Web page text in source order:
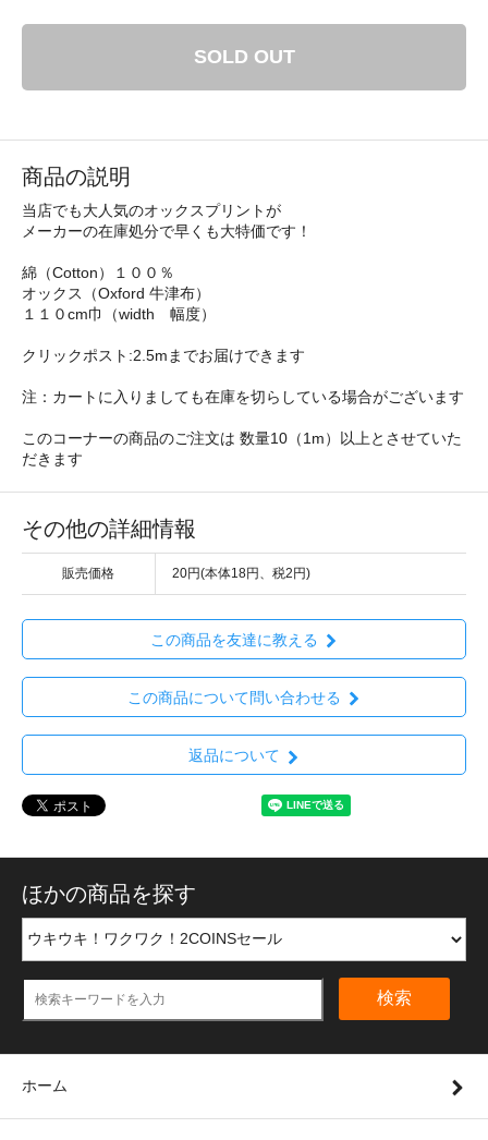
SOLD OUT
商品の説明
当店でも大人気のオックスプリントが
メーカーの在庫処分で早くも大特価です！
綿（Cotton）１００％
オックス（Oxford 牛津布）
１１０cm巾（width 幅度）
クリックポスト:2.5mまでお届けできます
注：カートに入りましても在庫を切らしている場合がございます
このコーナーの商品のご注文は 数量10（1m）以上とさせていた
だきます
その他の詳細情報
販売価格 20円(本体18円、税2円)
この商品を友達に教える
この商品について問い合わせる
返品について
ほかの商品を探す
検索
ホーム